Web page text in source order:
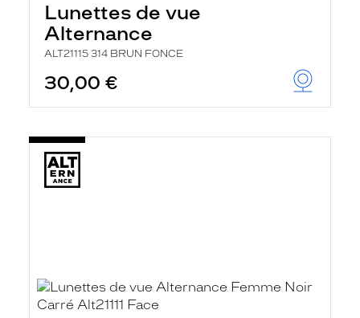
Lunettes de vue
Alternance
ALT21115 314 BRUN FONCE
30,00 €